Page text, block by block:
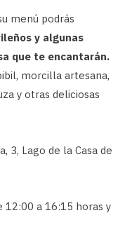
menú podrás
y algunas
que te encantarán.
morcilla artesana,
y otras deliciosas
3, Lago de la Casa de
12:00 a 16:15 horas y